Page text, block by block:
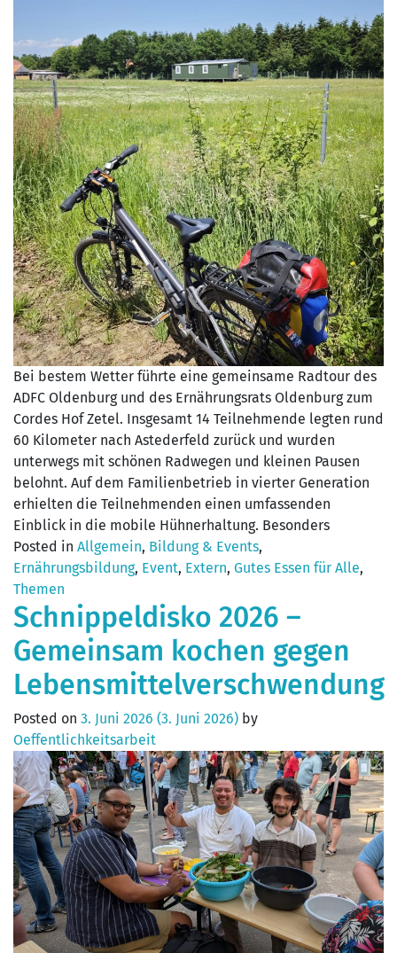
Bei bestem Wetter führte eine gemeinsame Radtour des
ADFC Oldenburg und des Ernährungsrats Oldenburg zum
Cordes Hof Zetel. Insgesamt 14 Teilnehmende legten rund
60 Kilometer nach Astederfeld zurück und wurden
unterwegs mit schönen Radwegen und kleinen Pausen
belohnt. Auf dem Familienbetrieb in vierter Generation
erhielten die Teilnehmenden einen umfassenden
Einblick in die mobile Hühnerhaltung. Besonders
Posted in Allgemein, Bildung & Events,
Ernährungsbildung, Event, Extern, Gutes Essen für Alle,
Themen
Schnippeldisko 2026 –
Gemeinsam kochen gegen
Lebensmittelverschwendung
Posted on 3. Juni 2026 (3. Juni 2026) by
Oeffentlichkeitsarbeit